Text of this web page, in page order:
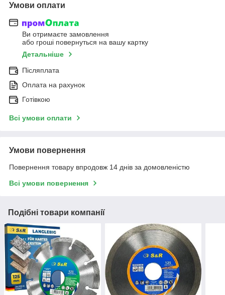
Умови оплати
Ви отримаєте замовлення
або гроші повернуться на вашу картку
Детальніше
Післяплата
Оплата на рахунок
Готівкою
Всі умови оплати
Умови повернення
Повернення товару впродовж 14 днів за домовленістю
Всі умови повернення
Подібні товари компанії